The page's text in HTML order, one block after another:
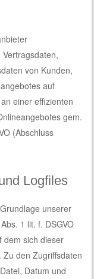
von Kunden,
auf
einer effizienten
gem.
(Abschluss
Logfiles
unserer
1 lit. f. DSGVO
dem sich dieser
den Zugriffsdaten
Datum und